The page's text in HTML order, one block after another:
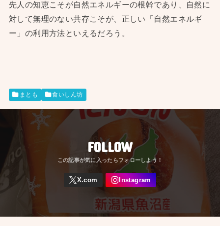
先人の知恵こそが自然エネルギーの根幹であり、自然に
対して無理のない共存こそが、正しい「自然エネルギ
ー」の利用方法といえるだろう。
まとも 食いしん坊
FOLLOW